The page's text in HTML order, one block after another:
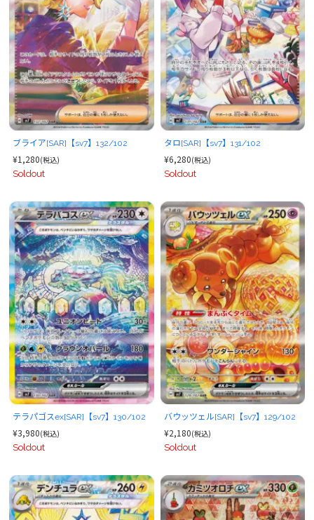
ブライア[SAR]【sv7】132/102
¥1,280(税込)
Soldout
タロ[SAR]【sv7】131/102
¥6,280(税込)
Soldout
テラパゴスex[SAR]【sv7】130/102
¥3,980(税込)
Soldout
バウッツェル[SAR]【sv7】129/102
¥2,180(税込)
Soldout